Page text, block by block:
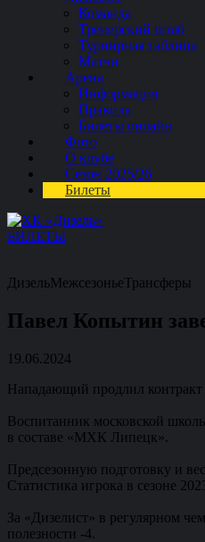
Команда
Тренерский штаб
Турнирная таблица
Матчи
Арена
Информация
Правила
Билеты онлайн
Фото
О клубе
Сезон 2025/26
Билеты
БИЛЕТЫ
ДизельМежсезоньеТрансферы
Павел Копытин
19.06.2024
Нападающий продлил
Воспитанник московской
в составе «МХК Липецк».
Предсезонную подготовку и
Статистика игрока в сезоне
За «Дизелист» в регулярном
полезности -4.